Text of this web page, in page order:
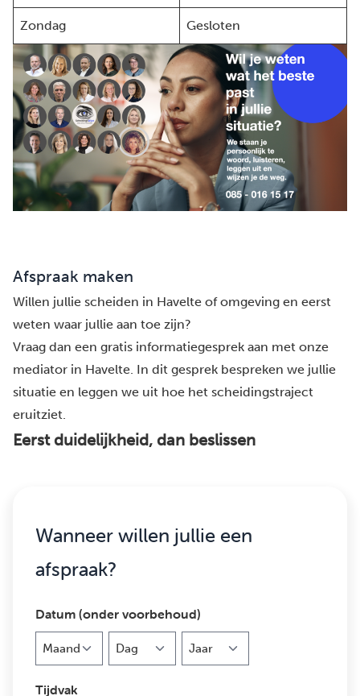
Zondag Gesloten
Afspraak maken
Willen jullie scheiden in Havelte of omgeving en eerst
weten waar jullie aan toe zijn?
Vraag dan een gratis informatiegesprek aan met onze
mediator in Havelte. In dit gesprek bespreken we jullie
situatie en leggen we uit hoe het scheidingstraject
eruitziet.
Eerst duidelijkheid, dan beslissen
Wanneer willen jullie een
afspraak?
Datum (onder voorbehoud)
Tijdvak